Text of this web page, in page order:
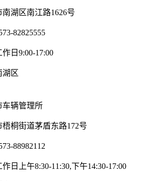
湖区南江路1626号
82825555
作日9:00-17:00
湖区
车辆管理所
桐街道茅盾东路172号
88982112
作日上午8:30-11:30,下午14:30-17:00